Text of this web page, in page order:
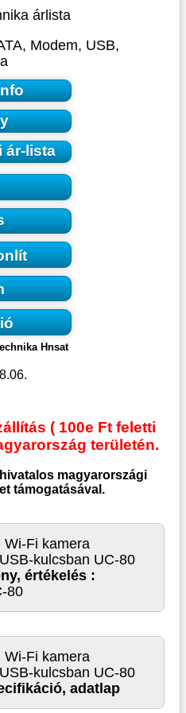
árlista
Modem, USB,
ár-lista
Hnsat
( 100e Ft feletti
területén.
magyarországi
támogatásával.
Wi-Fi kamera
kulcsban UC-80
értékelés :
80
Wi-Fi kamera
kulcsban UC-80
adatlap